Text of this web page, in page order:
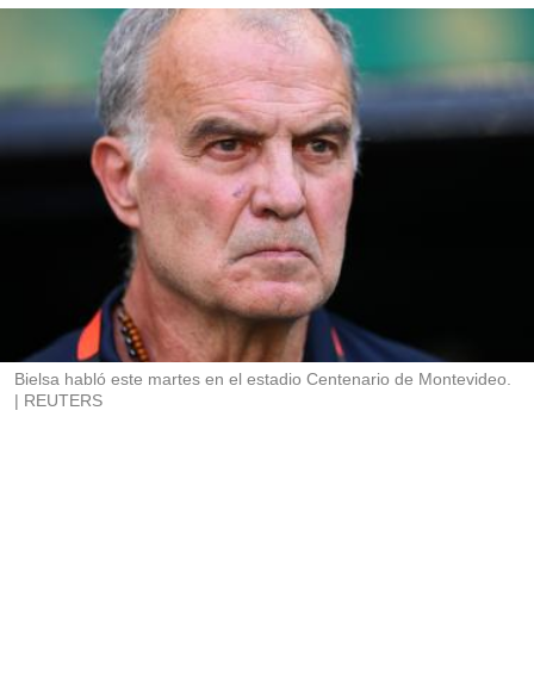
i
e
s
d
e
i
r
d
a
r
Bielsa habló este martes en el estadio Centenario de Montevideo.
REUTERS